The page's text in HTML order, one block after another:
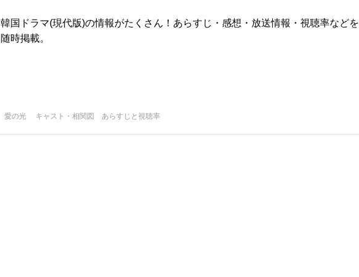
韓国ドラマ(現代版)の情報がたくさん！あらすじ・感想・放送情報・視聴率などを
随時掲載。
愛の光 キャスト・相関図 あらすじと視聴率